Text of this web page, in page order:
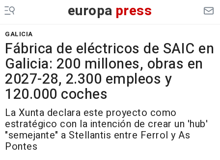
europa press
GALICIA
Fábrica de eléctricos de SAIC en
Galicia: 200 millones, obras en
2027-28, 2.300 empleos y
120.000 coches
La Xunta declara este proyecto como
estratégico con la intención de crear un 'hub'
"semejante" a Stellantis entre Ferrol y As
Pontes